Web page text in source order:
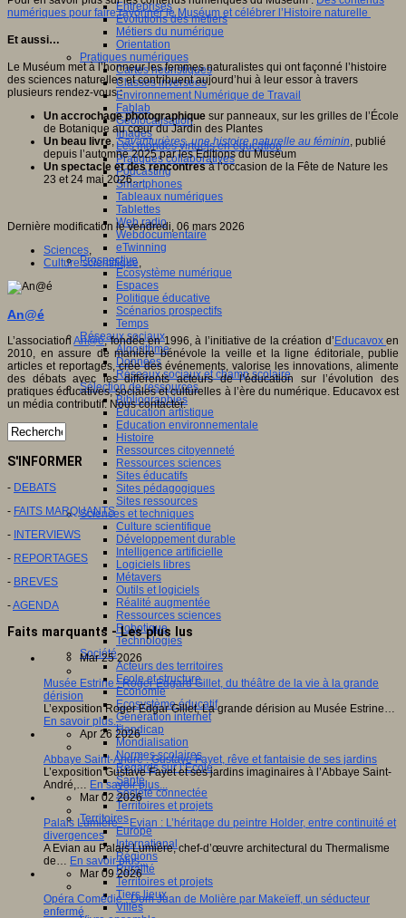
Entreprises
Evolutions des métiers
Métiers du numérique
Orientation
Pratiques numériques
Cartes heuristiques
Classes inversées
Environnement Numérique de Travail
Fablab
Géolocalisation
Images
Les mondes virtuels en éducation
Pratiques collaboratives
Podcasting
Smartphones
Tableaux numériques
Tablettes
Web radio
Webdocumentaire
eTwinning
Prospective
Ecosystème numérique
Espaces
Politique éducative
Scénarios prospectifs
Temps
Réseaux sociaux
Algorithme
Données
Réseaux sociaux et champ scolaire
Sélection de ressources
Bibliographies
Education artistique
Education environnementale
Histoire
Ressources citoyenneté
Ressources sciences
Sites éducatifs
Sites pédagogiques
Sites ressources
Sciences et techniques
Culture scientifique
Développement durable
Intelligence artificielle
Logiciels libres
Métavers
Outils et logiciels
Réalité augmentée
Ressources sciences
Robotique
Technologies
Société
Acteurs des territoires
Ecole et structure
Economie
Ecosystème éducatif
Génération internet
Handicap
Mondialisation
Normes scolaires
Regards sur l’Ecole
Santé
Société connectée
Territoires et projets
Territoires
Europe
International
Régions
Ruralité
Territoires et projets
Tiers lieux
Villes
numériques pour faire rayonner le Muséum et célébrer l’Histoire naturelle
Et aussi…
Le Muséum met à l’honneur les femmes naturalistes qui ont façonné l’histoire
des sciences naturelles et contribuent aujourd’hui à leur essor à travers
plusieurs rendez-vous :
Un accrochage photographique sur panneaux, sur les grilles de l’École
de Botanique au cœur du Jardin des Plantes
Un beau livre,Savanturières, une histoire naturelle au féminin, publié
depuis l’automne 2025 par les Editions du Muséum
Un spectacle et des rencontresà l’occasion de la Fête de Nature les
23 et 24 mai 2026…
Dernière modification le vendredi, 06 mars 2026
Sciences,
Culture scientifique,
An@é
L’associationAn@é, fondée en 1996, à l’initiative de la création d’Educavoxen
2010, en assure de manière bénévole la veille et la ligne éditoriale, publie
articles et reportages, crée des événements, valorise les innovations, alimente
des débats avec les différents acteurs de l’éducation sur l’évolution des
pratiques éducatives, sociales et culturelles à l’ère du numérique. Educavox est
un média contributif. Nous contacter.
S'INFORMER
- DEBATS
- FAITS MARQUANTS
- INTERVIEWS
- REPORTAGES
- BREVES
-AGENDA
Faits marquants - Les plus lus
Mar 25 2026
Musée Estrine : Roger Edgard Gillet, du théâtre de la vie à la grande
dérision
L’exposition Roger Edgar Gillet, La grande dérision au Musée Estrine…
En savoir plus...
Apr 26 2026
Abbaye Saint-André : Gustave Fayet, rêve et fantaisie de ses jardins
L’exposition Gustave Fayet et ses jardins imaginaires à l’Abbaye Saint-
André,… En savoir plus...
Mar 02 2026
Palais Lumière – Evian : L’héritage du peintre Holder, entre continuité et
divergences
A Evian au Palais Lumière, chef-d’œuvre architectural du Thermalisme
de… En savoir plus...
Mar 09 2026
Opéra Comédie : Dom Juan de Molière par Makeïeff, un séducteur
enfermé